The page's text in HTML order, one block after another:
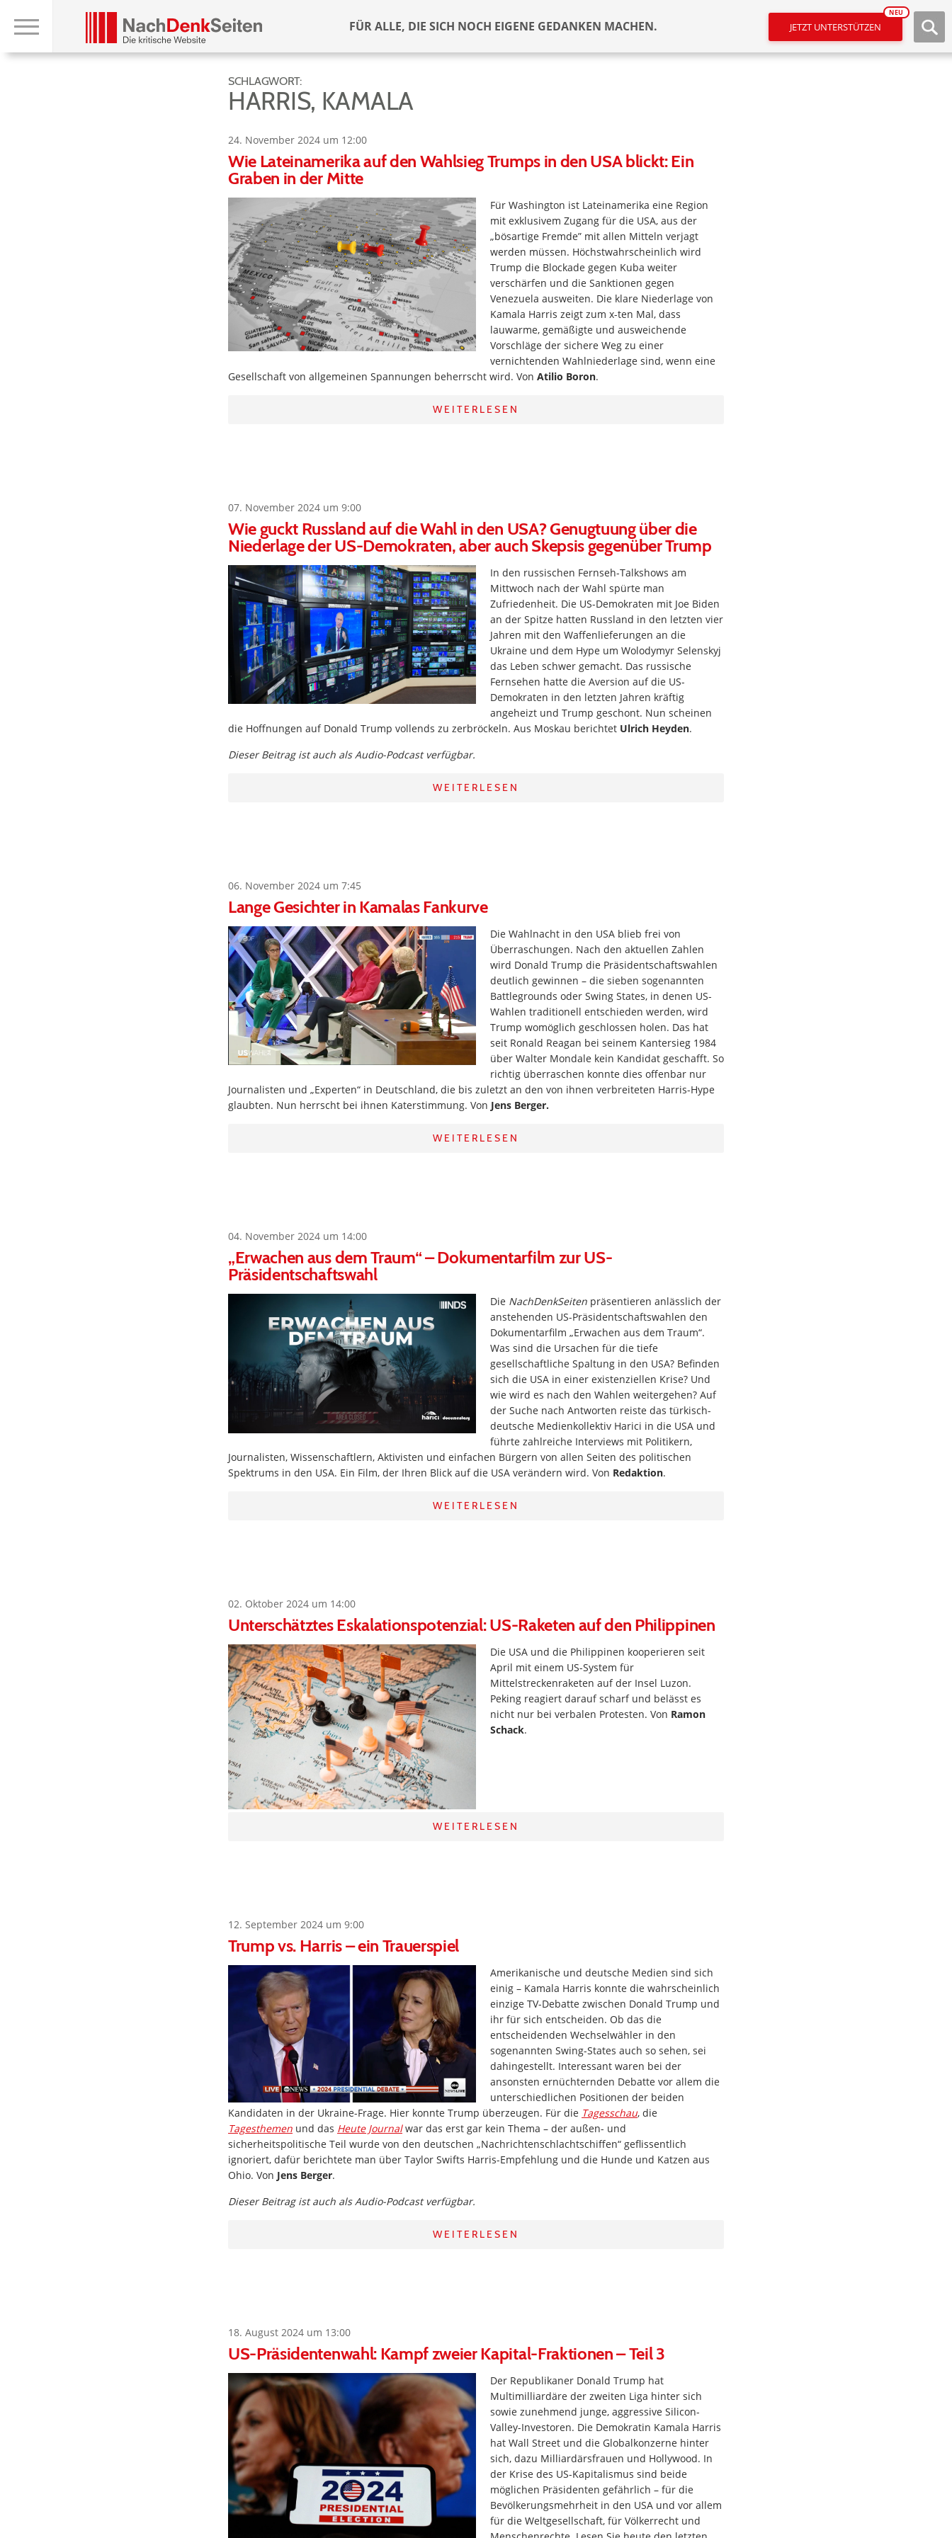
FÜR ALLE, DIE SICH NOCH EIGENE GEDANKEN MACHEN. JETZT UNTERSTÜTZEN
NEU
SCHLAGWORT:
HARRIS, KAMALA
24. November 2024 um 12:00
Wie Lateinamerika auf den Wahlsieg Trumps in den USA blickt: Ein
Graben in der Mitte
Für Washington ist Lateinamerika eine Region
mit exklusivem Zugang für die USA, aus der
„bösartige Fremde” mit allen Mitteln verjagt
werden müssen. Höchstwahrscheinlich wird
Trump die Blockade gegen Kuba weiter
verschärfen und die Sanktionen gegen
Venezuela ausweiten. Die klare Niederlage von
Kamala Harris zeigt zum x-ten Mal, dass
lauwarme, gemäßigte und ausweichende
Vorschläge der sichere Weg zu einer
vernichtenden Wahlniederlage sind, wenn eine
Gesellschaft von allgemeinen Spannungen beherrscht wird. Von Atilio Boron.
WEITERLESEN
07. November 2024 um 9:00
Wie guckt Russland auf die Wahl in den USA? Genugtuung über die
Niederlage der US-Demokraten, aber auch Skepsis gegenüber Trump
In den russischen Fernseh-Talkshows am
Mittwoch nach der Wahl spürte man
Zufriedenheit. Die US-Demokraten mit Joe Biden
an der Spitze hatten Russland in den letzten vier
Jahren mit den Waffenlieferungen an die
Ukraine und dem Hype um Wolodymyr Selenskyj
das Leben schwer gemacht. Das russische
Fernsehen hatte die Aversion auf die US-
Demokraten in den letzten Jahren kräftig
angeheizt und Trump geschont. Nun scheinen
die Hoffnungen auf Donald Trump vollends zu zerbröckeln. Aus Moskau berichtet Ulrich Heyden.
Dieser Beitrag ist auch als Audio-Podcast verfügbar.
WEITERLESEN
06. November 2024 um 7:45
Lange Gesichter in Kamalas Fankurve
Die Wahlnacht in den USA blieb frei von
Überraschungen. Nach den aktuellen Zahlen
wird Donald Trump die Präsidentschaftswahlen
deutlich gewinnen – die sieben sogenannten
Battlegrounds oder Swing States, in denen US-
Wahlen traditionell entschieden werden, wird
Trump womöglich geschlossen holen. Das hat
seit Ronald Reagan bei seinem Kantersieg 1984
über Walter Mondale kein Kandidat geschafft. So
richtig überraschen konnte dies offenbar nur
Journalisten und „Experten“ in Deutschland, die bis zuletzt an den von ihnen verbreiteten Harris-Hype
glaubten. Nun herrscht bei ihnen Katerstimmung. Von Jens Berger.
WEITERLESEN
04. November 2024 um 14:00
„Erwachen aus dem Traum“ – Dokumentarfilm zur US-
Präsidentschaftswahl
Die NachDenkSeiten präsentieren anlässlich der
anstehenden US-Präsidentschaftswahlen den
Dokumentarfilm „Erwachen aus dem Traum“.
Was sind die Ursachen für die tiefe
gesellschaftliche Spaltung in den USA? Befinden
sich die USA in einer existenziellen Krise? Und
wie wird es nach den Wahlen weitergehen? Auf
der Suche nach Antworten reiste das türkisch-
deutsche Medienkollektiv Harici in die USA und
führte zahlreiche Interviews mit Politikern,
Journalisten, Wissenschaftlern, Aktivisten und einfachen Bürgern von allen Seiten des politischen
Spektrums in den USA. Ein Film, der Ihren Blick auf die USA verändern wird. Von Redaktion.
WEITERLESEN
02. Oktober 2024 um 14:00
Unterschätztes Eskalationspotenzial: US-Raketen auf den Philippinen
Die USA und die Philippinen kooperieren seit
April mit einem US-System für
Mittelstreckenraketen auf der Insel Luzon.
Peking reagiert darauf scharf und belässt es
nicht nur bei verbalen Protesten. Von Ramon
Schack.
WEITERLESEN
12. September 2024 um 9:00
Trump vs. Harris – ein Trauerspiel
Amerikanische und deutsche Medien sind sich
einig – Kamala Harris konnte die wahrscheinlich
einzige TV-Debatte zwischen Donald Trump und
ihr für sich entscheiden. Ob das die
entscheidenden Wechselwähler in den
sogenannten Swing-States auch so sehen, sei
dahingestellt. Interessant waren bei der
ansonsten ernüchternden Debatte vor allem die
unterschiedlichen Positionen der beiden
Kandidaten in der Ukraine-Frage. Hier konnte Trump überzeugen. Für die Tagesschau, die
Tagesthemen und das Heute Journalwar das erst gar kein Thema – der außen- und
sicherheitspolitische Teil wurde von den deutschen „Nachrichtenschlachtschiffen“ geflissentlich
ignoriert, dafür berichtete man über Taylor Swifts Harris-Empfehlung und die Hunde und Katzen aus
Ohio. Von Jens Berger.
Dieser Beitrag ist auch als Audio-Podcast verfügbar.
WEITERLESEN
18. August 2024 um 13:00
US-Präsidentenwahl: Kampf zweier Kapital-Fraktionen – Teil 3
Der Republikaner Donald Trump hat
Multimilliardäre der zweiten Liga hinter sich
sowie zunehmend junge, aggressive Silicon-
Valley-Investoren. Die Demokratin Kamala Harris
hat Wall Street und die Globalkonzerne hinter
sich, dazu Milliardärsfrauen und Hollywood. In
der Krise des US-Kapitalismus sind beide
möglichen Präsidenten gefährlich – für die
Bevölkerungsmehrheit in den USA und vor allem
für die Weltgesellschaft, für Völkerrecht und